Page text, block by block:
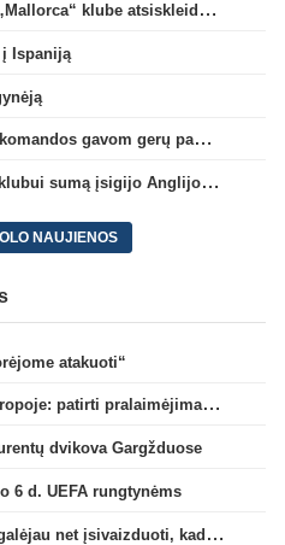
Prie „Club Brugge“ prisijungs „Mallorca“ klube atsiskleidęs J. Virgili
Ispaniją
A. Tapinas: „Iš europinio lygio komandos gavom gerų pamokų“
Oficialu: „Leeds“ už rekordinę klubui sumą įsigijo Anglijos rinktinės vartininką
NAUJIENOS
atakuoti“
Lietuvos klubų pasirodymai Europoje: patirti pralaimėjimai Kroatijos atstovams
dvikova Gargžduose
6 d. UEFA rungtynėms
M. Capanas: „Prieš pusmetį negalėjau net įsivaizduoti, kad žaisime prieš „Hajduk“